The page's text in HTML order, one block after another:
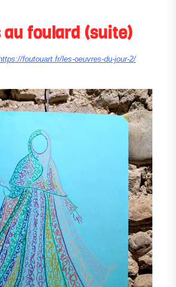
au foulard (suite)
foutouart.fr/les-oeuvres-du-jour-2/